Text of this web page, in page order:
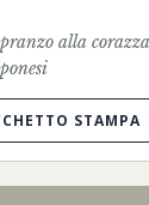
alla
STAMPA